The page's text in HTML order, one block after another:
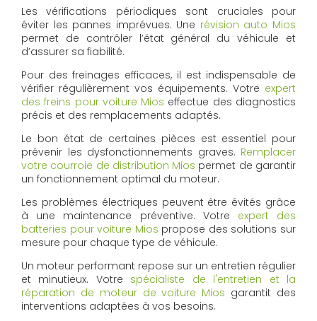
Les vérifications périodiques sont cruciales pour
éviter les pannes imprévues. Une révision auto Mios
permet de contrôler l’état général du véhicule et
d’assurer sa fiabilité.
Pour des freinages efficaces, il est indispensable de
vérifier régulièrement vos équipements. Votre expert
des freins pour voiture Mios effectue des diagnostics
précis et des remplacements adaptés.
Le bon état de certaines pièces est essentiel pour
prévenir les dysfonctionnements graves. Remplacer
votre courroie de distribution Mios permet de garantir
un fonctionnement optimal du moteur.
Les problèmes électriques peuvent être évités grâce
à une maintenance préventive. Votre expert des
batteries pour voiture Mios propose des solutions sur
mesure pour chaque type de véhicule.
Un moteur performant repose sur un entretien régulier
et minutieux. Votre spécialiste de l'entretien et la
réparation de moteur de voiture Mios garantit des
interventions adaptées à vos besoins.